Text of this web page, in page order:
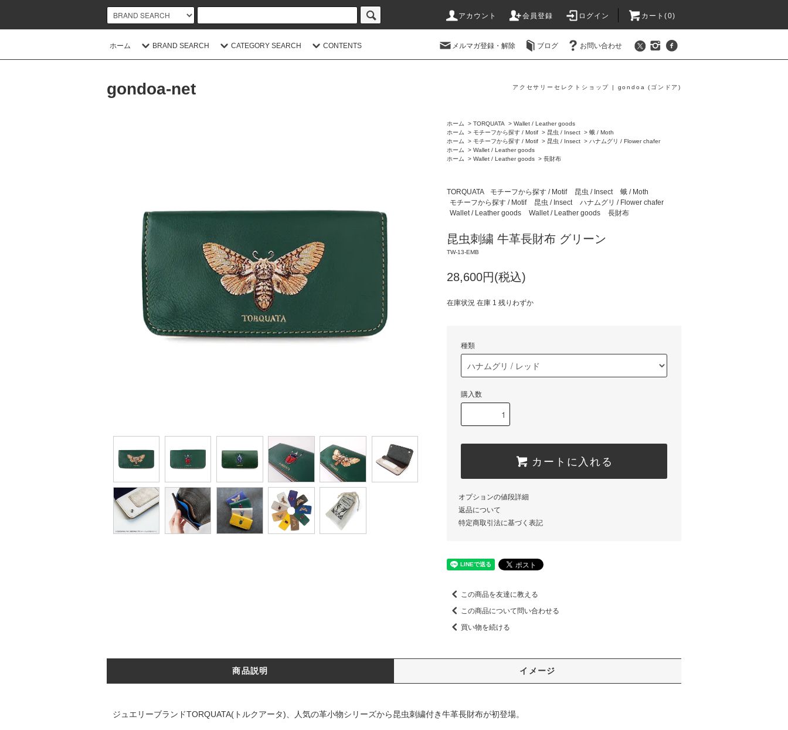
アカウント 会員登録 ログイン カート(0)
ホーム BRAND SEARCH CATEGORY SEARCH CONTENTS メルマガ登録・解除 ブログ お問い合わせ
gondoa-net アクセサリーセレクトショップ | gondoa (ゴンドア)
ホーム > TORQUATA > Wallet / Leather goods
ホーム
> モチーフから探す / Motif > 昆虫 / Insect > 蛾 / Moth
ホーム
> モチーフから探す / Motif > 昆虫 / Insect > ハナムグリ / Flower chafer
ホーム
> Wallet / Leather goods
ホーム
> Wallet / Leather goods > 長財布
TORQUATA モチーフから探す / Motif 昆虫 / Insect
蛾 / Moth
モチーフから探す / Motif
昆虫 / Insect
ハナムグリ / Flower chafer
Wallet / Leather goods
Wallet / Leather goods 長財布
昆虫刺繍 牛革長財布 グリーン
TW-13-EMB
28,600円(税込)
在庫状況 在庫 1 残りわずか
種類
購入数
カートに入れる
オプションの値段詳細
返品について
特定商取引法に基づく表記
この商品を友達に教える
この商品について問い合わせる
買い物を続ける
商品説明 イメージ
ジュエリーブランドTORQUATA(トルクアータ)、人気の革小物シリーズから昆虫刺繍付き牛革長財布が初登場。